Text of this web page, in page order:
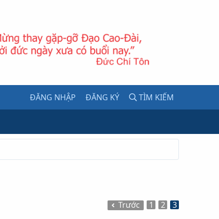
ĐĂNG NHẬP ĐĂNG KÝ TÌM KIẾM
Trước 1 2 3